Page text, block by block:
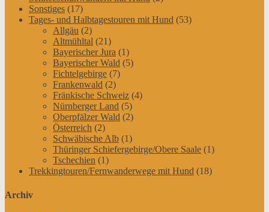
Sonstiges (17)
Tages- und Halbtagestouren mit Hund (53)
Allgäu (2)
Altmühltal (21)
Bayerischer Jura (1)
Bayerischer Wald (5)
Fichtelgebirge (7)
Frankenwald (2)
Fränkische Schweiz (4)
Nürnberger Land (5)
Oberpfälzer Wald (2)
Österreich (2)
Schwäbische Alb (1)
Thüringer Schiefergebirge/Obere Saale (1)
Tschechien (1)
Trekkingtouren/Fernwanderwege mit Hund (18)
Archiv